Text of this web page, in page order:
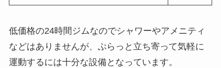
低価格の24時間ジムなのでシャワーやアメニティ
などはありませんが、ぷらっと立ち寄って気軽に
運動するには十分な設備となっています。